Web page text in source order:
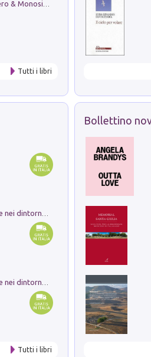
Tutti i libri
Tutti i libri
Bollettino